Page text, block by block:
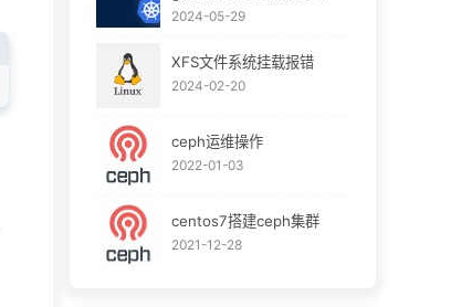
2024-05-29
XFS文件系统挂载报错
2024-02-20
ceph运维操作
2022-01-03
centos7搭建ceph集群
2021-12-28